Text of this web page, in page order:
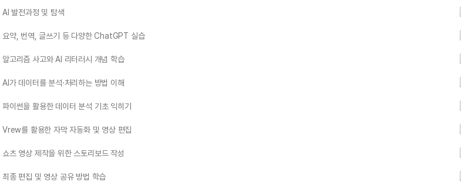
AI 발전과정 및 탐색
요약, 번역, 글쓰기 등 다양한 ChatGPT 실습
알고리즘 사고와 AI 리터러시 개념 학습
AI가 데이터를 분석·처리하는 방법 이해
파이썬을 활용한 데이터 분석 기초 익히기
Vrew를 활용한 자막 자동화 및 영상 편집
쇼츠 영상 제작을 위한 스토리보드 작성
최종 편집 및 영상 공유 방법 학습